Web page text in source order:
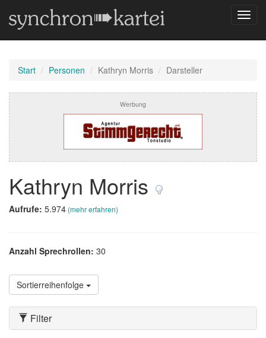
Start Personen Kathryn Morris Darsteller
Werbung
Kathryn Morris
Aufrufe: 5.974(mehr erfahren)
Anzahl Sprechrollen: 30
Sortierreihenfolge
Filter